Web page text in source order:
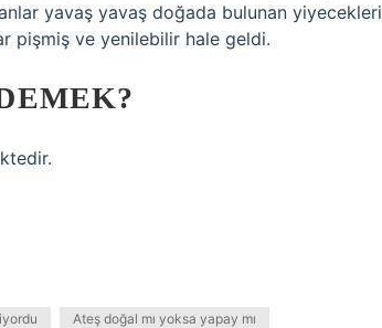
yavaş yavaş doğada bulunan yiyecekleri
pişmiş ve yenilebilir hale geldi.
Ateş doğal mı yoksa yapay mı